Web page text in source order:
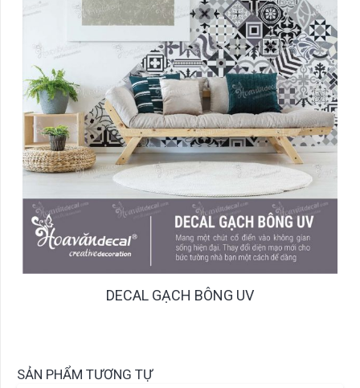
DECAL GẠCH BÔNG UV
SẢN PHẨM TƯƠNG TỰ